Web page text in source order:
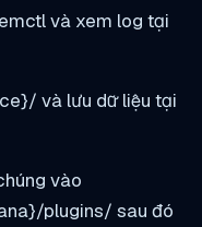
và xem log tại
và lưu dữ liệu tại
vào
plugins/ sau đó